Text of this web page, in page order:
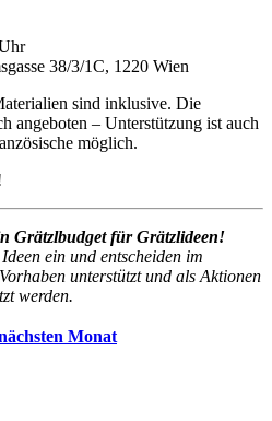
38/3/1C, 1220 Wien
sind inklusive. Die
angeboten – Unterstützung ist auch
möglich.
Grätzlbudget für Grätzlideen!
ein und entscheiden im
unterstützt und als Aktionen
werden.
Monat